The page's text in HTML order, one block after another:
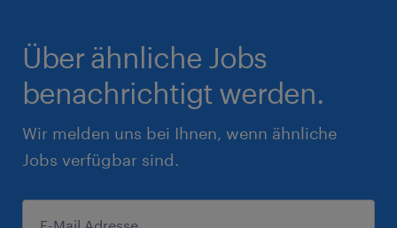
Über ähnliche Jobs
benachrichtigt werden.
Wir melden uns bei Ihnen, wenn ähnliche
Jobs verfügbar sind.